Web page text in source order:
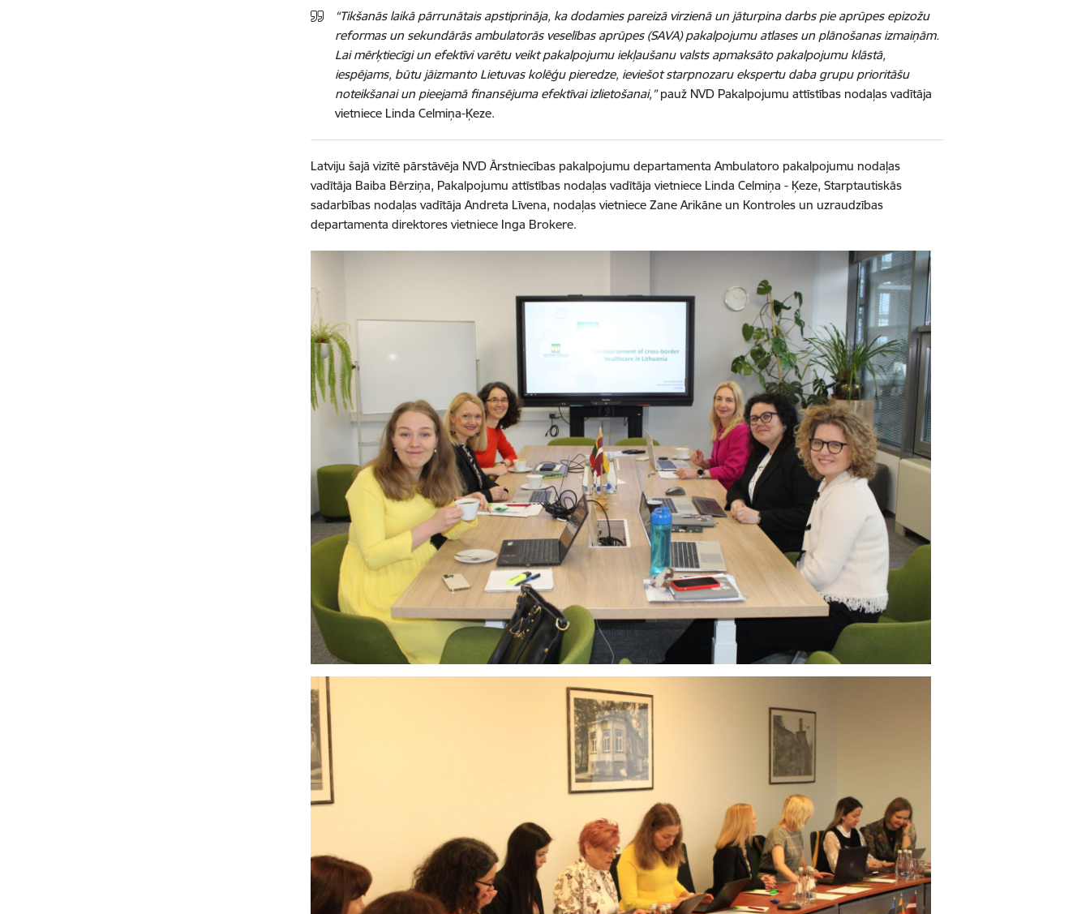
“Tikšanās laikā pārrunātais apstiprināja, ka dodamies pareizā virzienā un jāturpina darbs pie aprūpes epizožu
reformas un sekundārās ambulatorās veselības aprūpes (SAVA) pakalpojumu atlases un plānošanas izmaiņām.
Lai mērķtiecīgi un efektīvi varētu veikt pakalpojumu iekļaušanu valsts apmaksāto pakalpojumu klāstā,
iespējams, būtu jāizmanto Lietuvas kolēģu pieredze, ieviešot starpnozaru ekspertu daba grupu prioritāšu
noteikšanai un pieejamā finansējuma efektīvai izlietošanai,”pauž NVD Pakalpojumu attīstības nodaļas vadītāja
vietniece Linda Celmiņa-Ķeze.
Latviju šajā vizītē pārstāvēja NVD Ārstniecības pakalpojumu departamenta Ambulatoro pakalpojumu nodaļas
vadītāja Baiba Bērziņa, Pakalpojumu attīstības nodaļas vadītāja vietniece Linda Celmiņa - Ķeze, Starptautiskās
sadarbības nodaļas vadītāja Andreta Līvena, nodaļas vietniece Zane Arikāne un Kontroles un uzraudzības
departamenta direktores vietniece Inga Brokere.